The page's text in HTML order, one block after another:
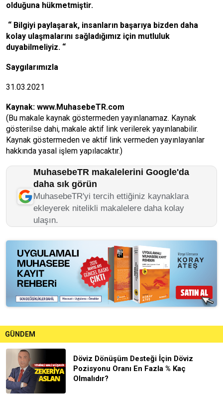
olduğuna hükmetmiştir.
“ Bilgiyi paylaşarak, insanların başarıya bizden daha
kolay ulaşmalarını sağladığımız için mutluluk
duyabilmeliyiz. “
Saygılarımızla
31.03.2021
Kaynak: www.MuhasebeTR.com
(Bu makale kaynak göstermeden yayınlanamaz. Kaynak
gösterilse dahi, makale aktif link verilerek yayınlanabilir.
Kaynak göstermeden ve aktif link vermeden yayınlayanlar
hakkında yasal işlem yapılacaktır.)
MuhasebeTR makalelerini Google'da
daha sık görün
MuhasebeTR'yi tercih ettiğiniz kaynaklara
ekleyerek nitelikli makalelere daha kolay
ulaşın.
GÜNDEM
Döviz Dönüşüm Desteği İçin Döviz
Pozisyonu Oranı En Fazla % Kaç
Olmalıdır?